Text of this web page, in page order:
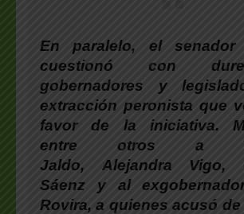
En paralelo, el senador
cuestionó con
gobernadores y
extracción peronista que
favor de la iniciativa.
entre otros a
Jaldo, Alejandra Vigo,
Sáenz y al
Rovira, a quienesacusó